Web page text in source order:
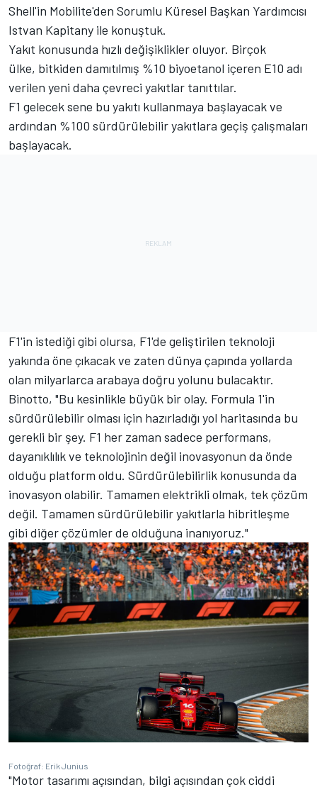
Shell'in Mobilite'den Sorumlu Küresel Başkan Yardımcısı
Istvan Kapitany ile konuştuk.
Yakıt konusunda hızlı değişiklikler oluyor. Birçok
ülke, bitkiden damıtılmış %10 biyoetanol içeren E10 adı
verilen yeni daha çevreci yakıtlar tanıttılar.
F1 gelecek sene bu yakıtı kullanmaya başlayacak ve
ardından %100 sürdürülebilir yakıtlara geçiş çalışmaları
başlayacak.
F1'in istediği gibi olursa, F1'de geliştirilen teknoloji
yakında öne çıkacak ve zaten dünya çapında yollarda
olan milyarlarca arabaya doğru yolunu bulacaktır.
Binotto, "Bu kesinlikle büyük bir olay. Formula 1'in
sürdürülebilir olması için hazırladığı yol haritasında bu
gerekli bir şey. F1 her zaman sadece performans,
dayanıklılık ve teknolojinin değil inovasyonun da önde
olduğu platform oldu. Sürdürülebilirlik konusunda da
inovasyon olabilir. Tamamen elektrikli olmak, tek çözüm
değil. Tamamen sürdürülebilir yakıtlarla hibritleşme
gibi diğer çözümler de olduğuna inanıyoruz."
Fotoğraf: Erik Junius
"Motor tasarımı açısından, bilgi açısından çok ciddi